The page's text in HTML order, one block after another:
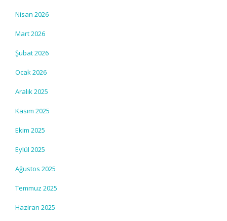
Nisan 2026
Mart 2026
Şubat 2026
Ocak 2026
Aralık 2025
Kasım 2025
Ekim 2025
Eylül 2025
Ağustos 2025
Temmuz 2025
Haziran 2025